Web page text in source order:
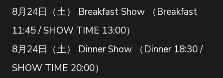
8月24日（土） Breakfast Show （Breakfast
11:45 / SHOW TIME 13:00）
8月24日（土） Dinner Show （Dinner 18:30 /
SHOW TIME 20:00）